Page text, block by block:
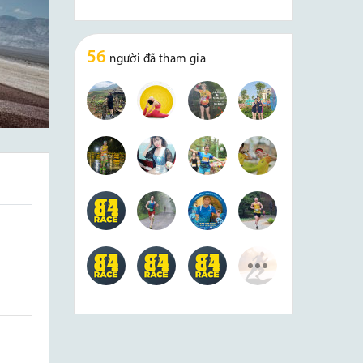
56 người đã tham gia